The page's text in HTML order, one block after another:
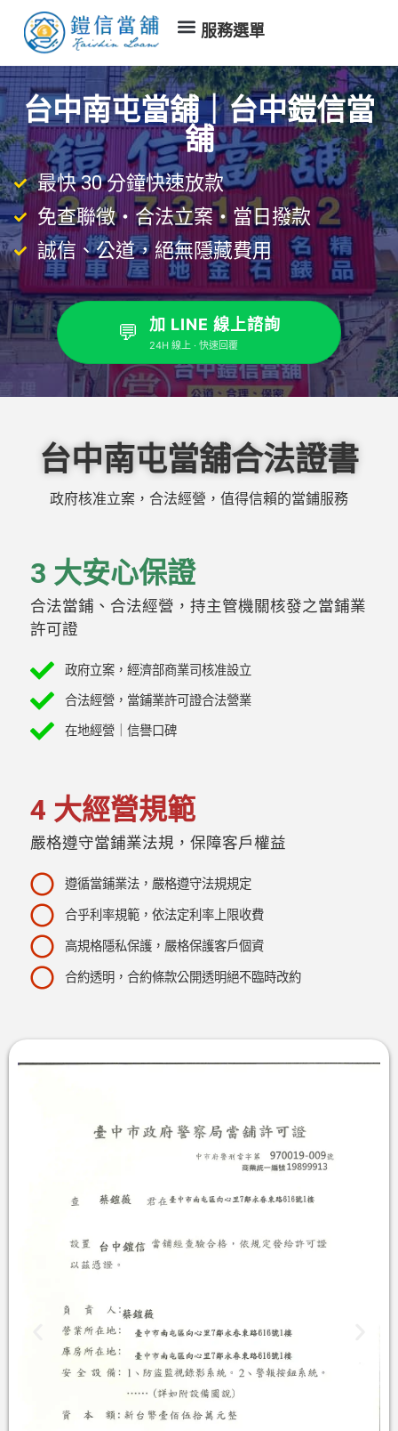
服務選單
台中南屯當舖｜台中鎧信當
舖
最快 30 分鐘快速放款
免查聯徵・合法立案・當日撥款
誠信、公道，絕無隱藏費用
💬 加 LINE 線上諮詢
24H 線上 · 快速回覆
台中南屯當舖合法證書
政府核准立案，合法經營，值得信賴的當鋪服務
3 大安心保證
合法當鋪、合法經營，持主管機關核發之當鋪業
許可證
政府立案，經濟部商業司核准設立
合法經營，當鋪業許可證合法營業
在地經營｜信譽口碑
4 大經營規範
嚴格遵守當鋪業法規，保障客戶權益
遵循當鋪業法，嚴格遵守法規規定
合乎利率規範，依法定利率上限收費
高規格隱私保護，嚴格保護客戶個資
合約透明，合約條款公開透明絕不臨時改約